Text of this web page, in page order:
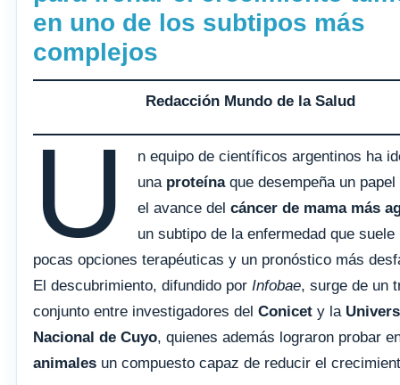
en uno de los subtipos más
complejos
Redacción Mundo de la Salud
U
n equipo de científicos argentinos ha
una proteínaque desempeña un
el avance delcáncer de mama más
un subtipo de la enfermedad que suele
pocas opciones terapéuticas y un pronóstico más
El descubrimiento, difundido por Infobae, surge de un
conjunto entre investigadores del Conicet y la
Nacional de Cuyo, quienes además lograron probar
animales un compuesto capaz de reducir el